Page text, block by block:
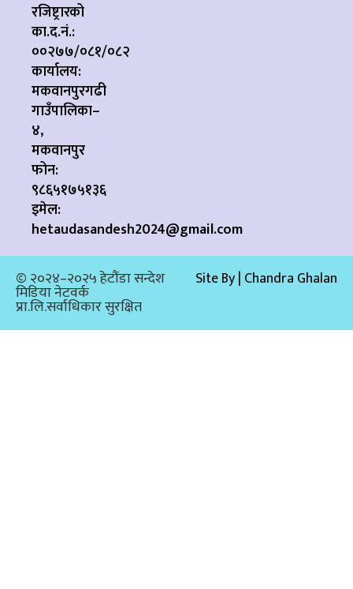
रजिष्ट्रारको
का.द.नं.:
००२७७/०८१/०८२
कार्यालय:
मकवानपुरगढी
गाउँपालिका–
४,
मकवानपुर
फोन:
९८६५१७५१३६
इमेल:
hetaudasandesh2024@gmail.com
© २०२४–२०२५ हेटौंडा सन्देश
मिडिया नेटवर्क
प्रा.लि.सर्वाधिकार सुरक्षित​
Site By | Chandra Ghalan